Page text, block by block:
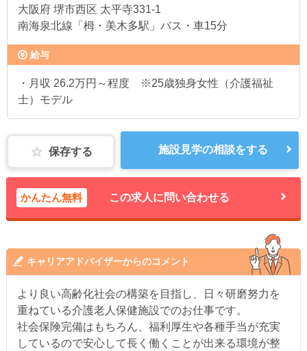
大阪府 堺市西区 太平寺331-1
南海泉北線「栂・美木多駅」バス・車15分
給与
・月収 26.2万円～程度 ※25歳独身女性（介護福祉
士）モデル
保存する 施設見学の相談をする
かんたん無料 この求人に問い合わせる
キャリアアドバイザーからのコメント
より良い高齢化社会の構築を目指し、日々研磨努力を
重ねている介護老人保健施設でのお仕事です。
社会保険完備はもちろん、福利厚生や各種手当が充実
しているので安心して長く働くことが出来る環境が整